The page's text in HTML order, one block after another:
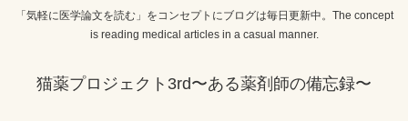
「気軽に医学論文を読む」をコンセプトにブログは毎日更新中。The concept
is reading medical articles in a casual manner.
猫薬プロジェクト3rd〜ある薬剤師の備忘録〜